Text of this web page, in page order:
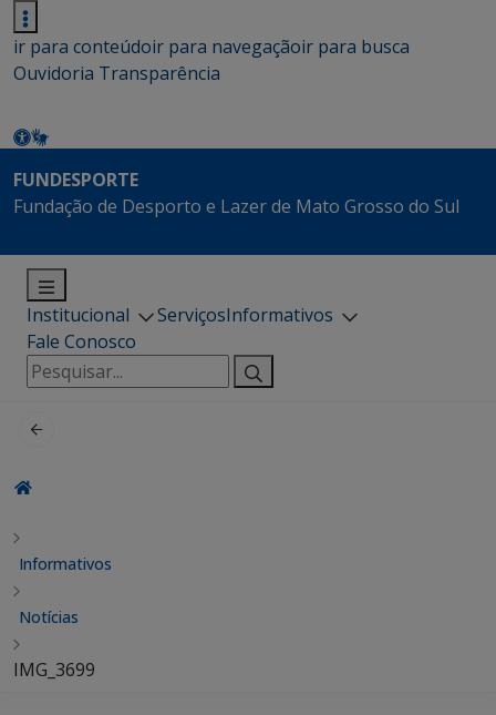
ir para conteúdoir para navegaçãoir para busca
Ouvidoria Transparência
FUNDESPORTE
Fundação de Desporto e Lazer de Mato Grosso do Sul
Institucional ServiçosInformativos
Fale Conosco
Pesquisar
por:
Informativos
Notícias
IMG_3699